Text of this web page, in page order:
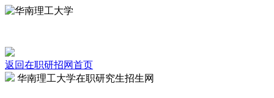
返回在职研招网首页
华南理工大学在职研究生招生网